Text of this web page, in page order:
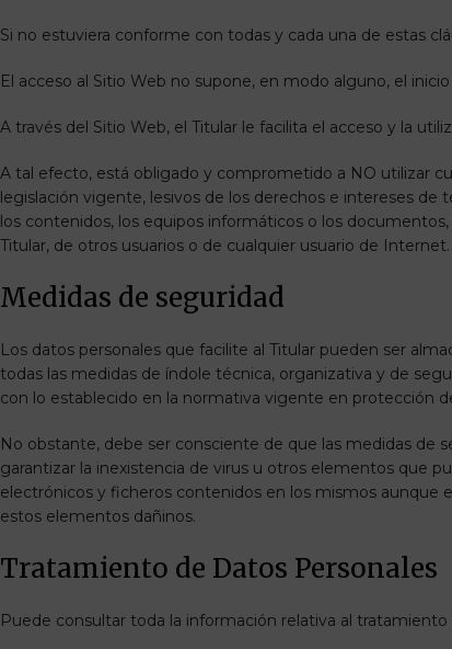
Si no estuviera conforme con todas y cada una de estas
El acceso al Sitio Web no supone, en modo alguno, el
A través del Sitio Web, el Titular le facilita el acceso y la
A tal efecto, está obligado y comprometido a NO utilizar
legislación vigente, lesivos de los derechos e intereses de
los contenidos, los equipos informáticos o los
Titular, de otros usuarios o de cualquier usuario de Internet.
Medidas de seguridad
Los datos personales que facilite al Titular pueden ser
todas las medidas de índole técnica, organizativa y de
con lo establecido en la normativa vigente en protección
No obstante, debe ser consciente de que las medidas
garantizar la inexistencia de virus u otros elementos que
electrónicos y ficheros contenidos en los mismos aunque
estos elementos dañinos.
Tratamiento de Datos Personales
Puede consultar toda la información relativa al